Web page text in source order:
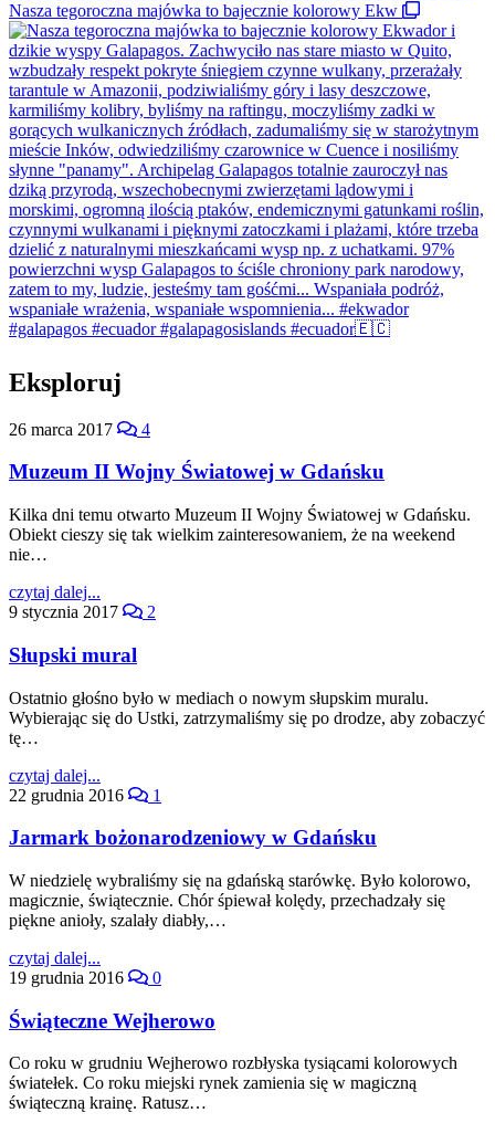
Nasza tegoroczna majówka to bajecznie kolorowy Ekw
Eksploruj
26 marca 2017 4
Muzeum II Wojny Światowej w Gdańsku
Kilka dni temu otwarto Muzeum II Wojny Światowej w Gdańsku.
Obiekt cieszy się tak wielkim zainteresowaniem, że na weekend
nie…
czytaj dalej...
9 stycznia 2017
2
Słupski mural
Ostatnio głośno było w mediach o nowym słupskim muralu.
Wybierając się do Ustki, zatrzymaliśmy się po drodze, aby zobaczyć
tę…
czytaj dalej...
22 grudnia 2016
1
Jarmark bożonarodzeniowy w Gdańsku
W niedzielę wybraliśmy się na gdańską starówkę. Było kolorowo,
magicznie, świątecznie. Chór śpiewał kolędy, przechadzały się
piękne anioły, szalały diabły,…
czytaj dalej...
19 grudnia 2016
0
Świąteczne Wejherowo
Co roku w grudniu Wejherowo rozbłyska tysiącami kolorowych
światełek. Co roku miejski rynek zamienia się w magiczną
świąteczną krainę. Ratusz…